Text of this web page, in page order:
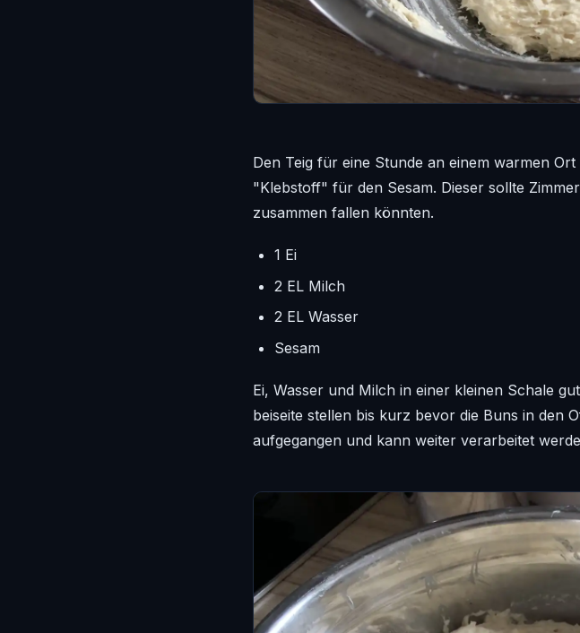
Den Teig für eine Stunde an einem warmen
"Klebstoff" für den Sesam. Dieser sollte
zusammen fallen könnten.
1 Ei
2 EL Milch
2 EL Wasser
Sesam
Ei, Wasser und Milch in einer kleinen Schale
beiseite stellen bis kurz bevor die Buns in den
aufgegangen und kann weiter verarbeitet